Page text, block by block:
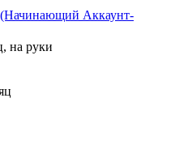
(Начинающий Аккаунт-
на руки